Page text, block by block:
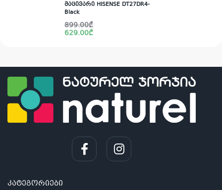
მაცივარი HISENSE DT27DR4-
Black
899.00₾
Original
price
was:
629.00₾
Current
price
is:
კატეგორიები